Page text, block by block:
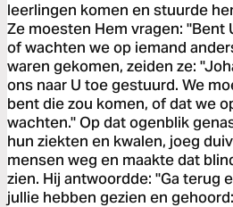
leerlingen komen en stuurde
Ze moesten Hem vragen: "Bent
of wachten we op iemand
waren gekomen, zeiden ze:
ons naar U toe gestuurd. We
bent die zou komen, of dat we
wachten." Op dat ogenblik
hun ziekten en kwalen, joeg
mensen weg en maakte dat
zien. Hij antwoordde: "Ga terug
jullie hebben gezien en